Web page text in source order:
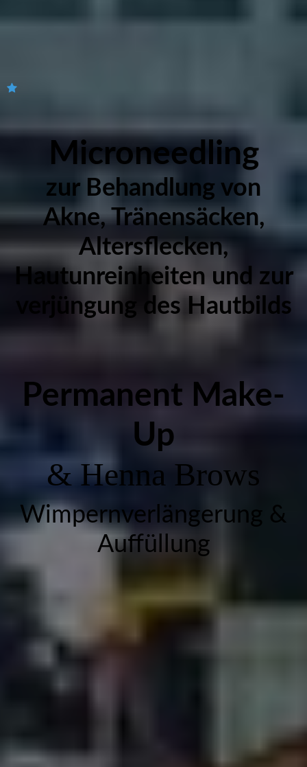
Microneedling
zur Behandlung von
Akne, Tränensäcken,
Altersflecken,
Hautunreinheiten und zur
verjüngung des Hautbilds
Permanent Make-
Up
& Henna Brows
Wimpernverlängerung &
Auffüllung